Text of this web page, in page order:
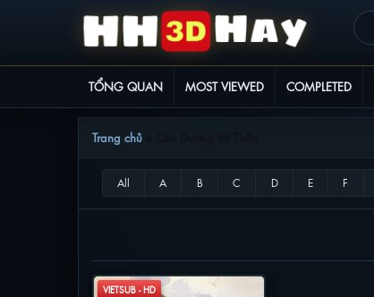
TỔNG QUAN MOST VIEWED COMPLETED
Trang chủ
VIETSUB - HD